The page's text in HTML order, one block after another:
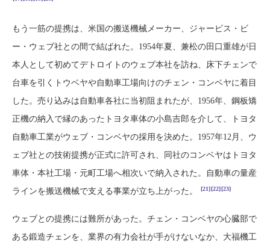
もう一筋の提携は、米国の搬送機械メーカー、ジャービス・ビ
ー・ウェブ社との間で結ばれた。1954年夏、兼松の田口重雄が日
本人として初めてデトロイトのウェブ本社を訪ね、床下チェンで
台車を引くトウベヤや自動車工場向けのチェン・コンベヤに着目
した。売り込みは自動車各社に当初阻まれたが、1956年、鋼板矯
正機の納入で縁のあったトヨタ車体の小島吉郎を介して、トヨタ
自動車工業がウェブ・コンベヤの採用を決めた。1957年12月、ウ
ェブ社との技術提携が正式に許可され、同社のコンベヤはトヨタ
車体・本社工場・元町工場へ相次いで納入された。自動車の量産
ラインを搬送機械で支える事業が立ち上がった。
[21][22][23]
ウェブとの提携には難所があった。チェン・コンベヤの心臓部で
ある鍛造チェンを、業界の有力会社が手がけないなか、大福機工